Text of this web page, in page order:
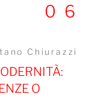
06
Chiurazzi
O